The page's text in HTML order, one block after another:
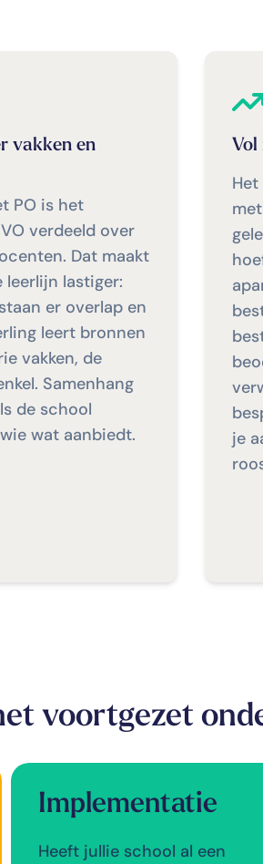
vakken en
PO is het
verdeeld over
Dat maakt
leerlijn lastiger:
er overlap en
leert bronnen
vakken, de
Samenhang
de school
wat aanbiedt.
Vol
je
voortgezet
Implementatie
Heeft jullie school al een